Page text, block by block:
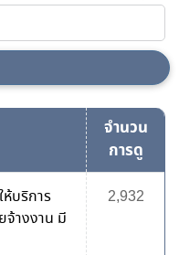
จำนวน
การดู
บริการ
จ้างงาน มี
2,932